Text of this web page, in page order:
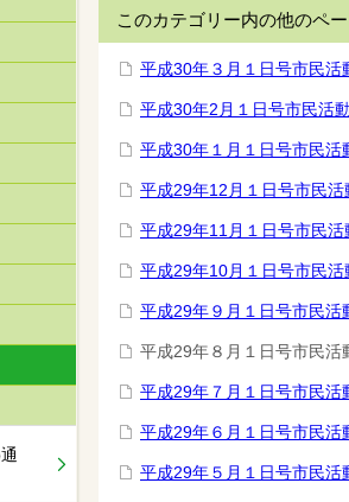
このカテゴリー内の他のペ
平成30年３月１日号市民活
平成30年2月１日号市民活
平成30年１月１日号市民活
平成29年12月１日号市民活
平成29年11月１日号市民活
平成29年10月１日号市民活
平成29年９月１日号市民活
平成29年８月１日号市民活
平成29年７月１日号市民活
平成29年６月１日号市民活
平成29年５月１日号市民活